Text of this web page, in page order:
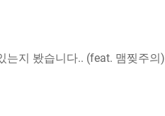
는지 봤습니다.. (feat. 맴찢주의)